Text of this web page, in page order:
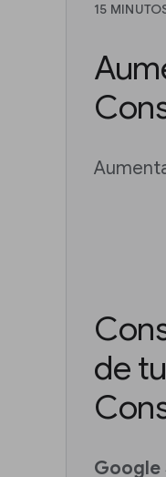
15
de
Google